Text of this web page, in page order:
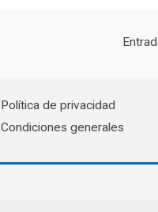
Política de privacidad
Condiciones generales